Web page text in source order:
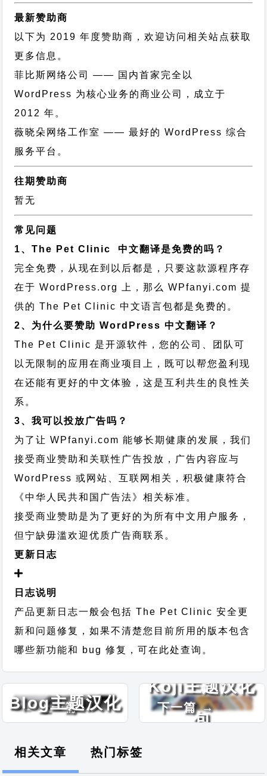
最新赞助商
以下为 2019 年度赞助商，欢迎访问相关站点获取
更多信息。
菲比斯网络公司
—— 国内首家完全以
WordPress 为核心业务的商业公司，成立于
2012 年。
薇晓朵网络工作室 —— 最好的 WordPress 综合
服务平台。
往期赞助商
暂无
常见问题
1、The Pet Clinic 中文翻译是免费的吗？
完全免费，从现在到以后都是，只要这款源程序存
在于 WordPress.org 上，那么 WPfanyi.com 提
供的 The Pet Clinic 中文语言包都是免费的。
2、为什么要赞助 WordPress 中文翻译？
The Pet Clinic 是开源软件，您的公司、团队可
以无限制的应用在商业项目上，既可以帮您盈利现
在还能有更好的中文体验，这是互利共生的良性关
系。
3、我可以投放广告吗？
为了让 WPfanyi.com 能够长期健康的发展，我们
接受商业赞助和关联性广告投放，广告内容应与
WordPress 或网站、互联网相关，积极健康符合
《中华人民共和国广告法》相关标准。
接受商业赞助是为了更好的为所有中文用户服务，
但宁缺毋滥欢迎优质广告商联系。
更新日志
日志说明
产品更新日志一般会包括 The Pet Clinic 安全更
新和问题修复，如果不清楚您目前所用的版本包含
哪些新功能和 bug 修复，可在此处查询。
← 上一篇
VW Writer
Blog主题汉化
下一篇 →
Koji主题汉化
包
相关文章 热门标签